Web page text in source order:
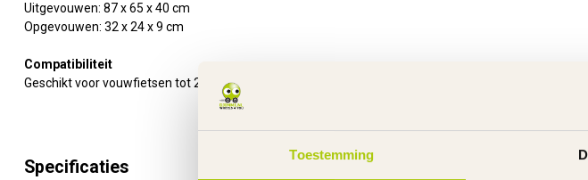
Toestemming
Uitgevouwen: 87 x 65 x 40 cm
Opgevouwen: 32 x 24 x 9 cm
Compatibiliteit
Geschikt voor vouwfietsen tot 20 inch (niet compatibel met de PACTO One).
Specificaties